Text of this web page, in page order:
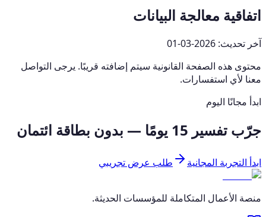
اتفاقية معالجة البيانات
آخر تحديث: 2026-03-01
محتوى هذه الصفحة القانونية سيتم إضافته قريبًا. يرجى التواصل
معنا لأي استفسارات.
ابدأ مجانًا اليوم
جرّب تفسير 15 يومًا — بدون بطاقة ائتمان
ابدأ التجربة المجانية طلب عرض تجريبي
منصة الأعمال المتكاملة للمؤسسات الحديثة.